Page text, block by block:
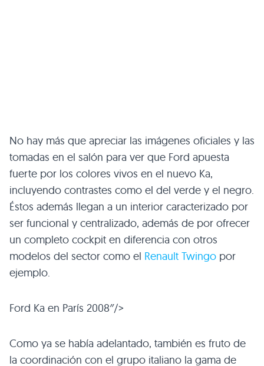
No hay más que apreciar las imágenes oficiales y las
tomadas en el salón para ver que Ford apuesta
fuerte por los colores vivos en el nuevo Ka,
incluyendo contrastes como el del verde y el negro.
Éstos además llegan a un interior caracterizado por
ser funcional y centralizado, además de por ofrecer
un completo cockpit en diferencia con otros
modelos del sector como el Renault Twingo por
ejemplo.
Ford Ka en París 2008″/>
Como ya se había adelantado, también es fruto de
la coordinación con el grupo italiano la gama de